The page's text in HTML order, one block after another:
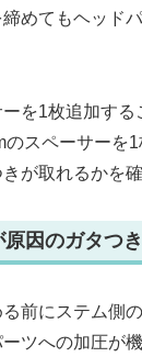
めてもヘッド
を1枚追加する
のスペーサーを
が取れるかを確
因のガタつき
前にステム側
ツへの加圧が